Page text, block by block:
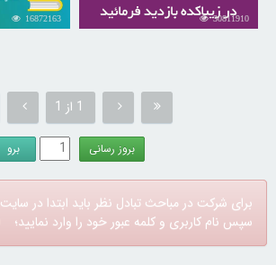
30811910
16872163
1 از 1
برای شرکت در مباحث تبادل نظر باید ابتدا در سایت
سپس نام کاربری و کلمه عبور خود را وارد نمایید؛